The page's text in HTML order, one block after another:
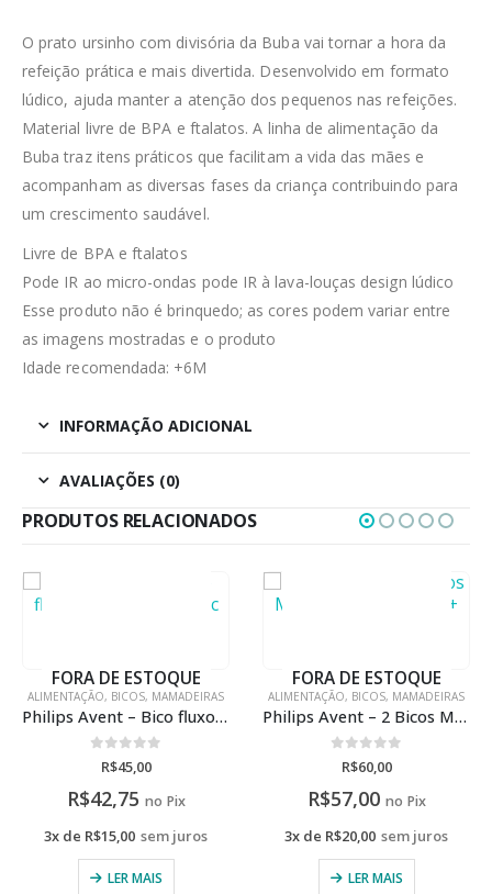
O prato ursinho com divisória da Buba vai tornar a hora da
refeição prática e mais divertida. Desenvolvido em formato
lúdico, ajuda manter a atenção dos pequenos nas refeições.
Material livre de BPA e ftalatos. A linha de alimentação da
Buba traz itens práticos que facilitam a vida das mães e
acompanham as diversas fases da criança contribuindo para
um crescimento saudável.
Livre de BPA e ftalatos
Pode IR ao micro-ondas pode IR à lava-louças design lúdico
Esse produto não é brinquedo; as cores podem variar entre
as imagens mostradas e o produto
Idade recomendada: +6M
INFORMAÇÃO ADICIONAL
AVALIAÇÕES (0)
PRODUTOS RELACIONADOS
FORA DE ESTOQUE
ALIMENTAÇÃO, BICOS, MAMADEIRAS
Philips Avent – Bico fluxo variável anti- colic Classic
de 5
R$45,00
R$42,75 no Pix
3x de R$15,00 sem juros
LER MAIS
FORA DE ESTOQUE
ALIMENTAÇÃO, BICOS, MAMADEIRAS
Philips Avent – 2 Bicos Mamadeira Pétala 3m+
de 5
R$60,00
R$57,00 no Pix
3x de R$20,00 sem juros
LER MAIS